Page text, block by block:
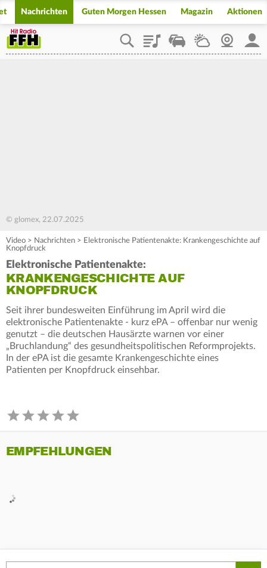
Nachrichten Guten Morgen Hessen Magazin Aktionen
PlaylistStaupilotWetterWebcam
© glomex, 22.07.2025
Video > Nachrichten > Elektronische Patientenakte: Krankengeschichte auf
Knopfdruck
Elektronische Patientenakte:
KRANKENGESCHICHTE AUF
KNOPFDRUCK
Seit ihrer bundesweiten Einführung im April wird die
elektronische Patientenakte - kurz ePA – offenbar nur wenig
genutzt – die deutschen Hausärzte warnen vor einer
„Bruchlandung“ des gesundheitspolitischen Reformprojekts.
In der ePA ist die gesamte Krankengeschichte eines
Patienten per Knopfdruck einsehbar.
EMPFEHLUNGEN